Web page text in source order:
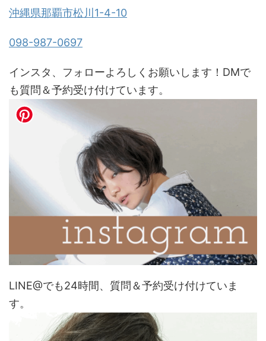
沖縄県那覇市松川1-4-10
098-987-0697
インスタ、フォローよろしくお願いします！DMで
も質問＆予約受け付けています。
LINE@でも24時間、質問＆予約受け付けていま
す。